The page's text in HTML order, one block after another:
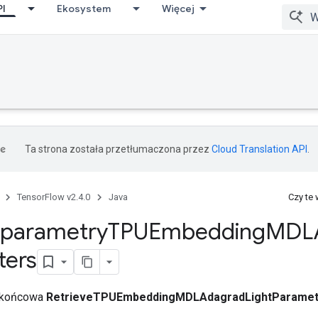
Ekosystem Więcej
Ta strona została przetłumaczona przez Cloud Translation API
TensorFlow v2.4.0 Java Czy te
TPUEmbedding